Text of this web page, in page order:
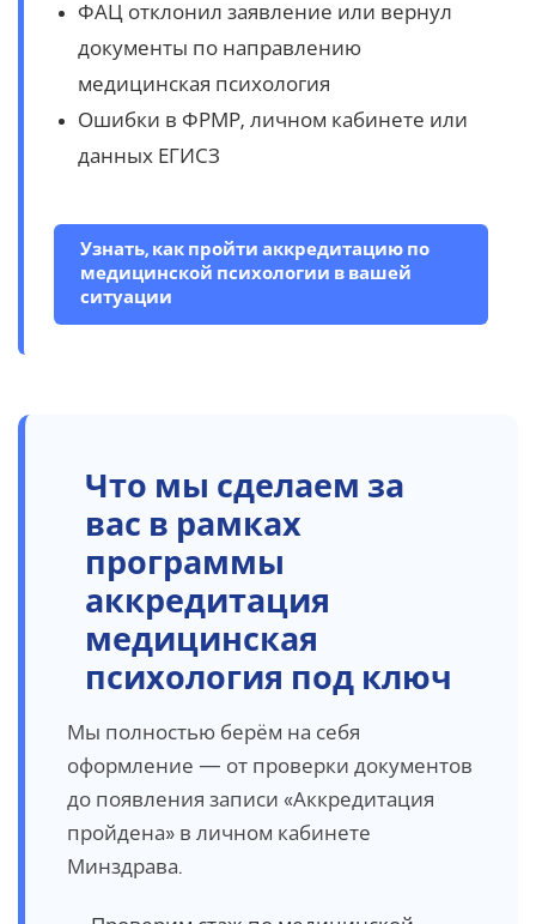
ФАЦ отклонил заявление или вернул
документы по направлению
медицинская психология
Ошибки в ФРМР, личном кабинете или
данных ЕГИСЗ
Узнать, как пройти аккредитацию по
медицинской психологии в вашей
ситуации
Что мы сделаем за
вас в рамках
программы
аккредитация
медицинская
психология под ключ
Мы полностью берём на себя
оформление — от проверки документов
до появления записи «Аккредитация
пройдена» в личном кабинете
Минздрава.